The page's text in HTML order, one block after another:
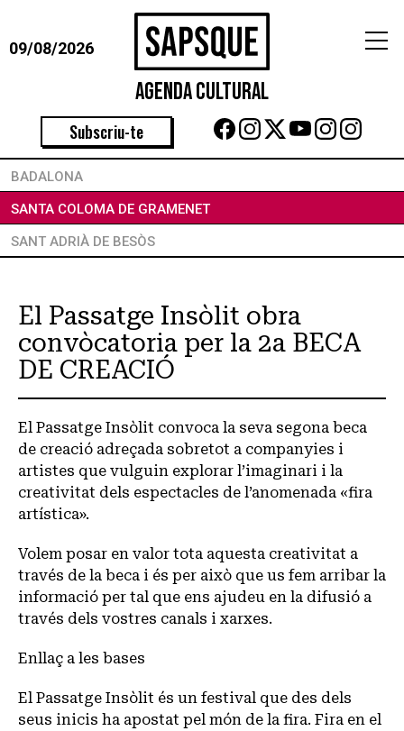
09/08/2026
Agenda Cultural
Subscriu-te
BADALONA
SANTA COLOMA DE GRAMENET
SANT ADRIÀ DE BESÒS
El Passatge Insòlit obra
convòcatoria per la 2a BECA
DE CREACIÓ
El Passatge Insòlit convoca la seva segona beca
de creació adreçada sobretot a companyies i
artistes que vulguin explorar l’imaginari i la
creativitat dels espectacles de l’anomenada «fira
artística».
Volem posar en valor tota aquesta creativitat a
través de la beca i és per això que us fem arribar la
informació per tal que ens ajudeu en la difusió a
través dels vostres canals i xarxes.
Enllaç a les bases
El Passatge Insòlit és un festival que des dels
seus inicis ha apostat pel món de la fira. Fira en el